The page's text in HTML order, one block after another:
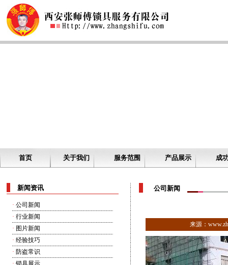
首页 关于我们 服务范围 产品展示 成
新闻资讯
· 公司新闻
· 行业新闻
· 图片新闻
· 经验技巧
· 防盗常识
· 锁具展示
公司新闻
来源：